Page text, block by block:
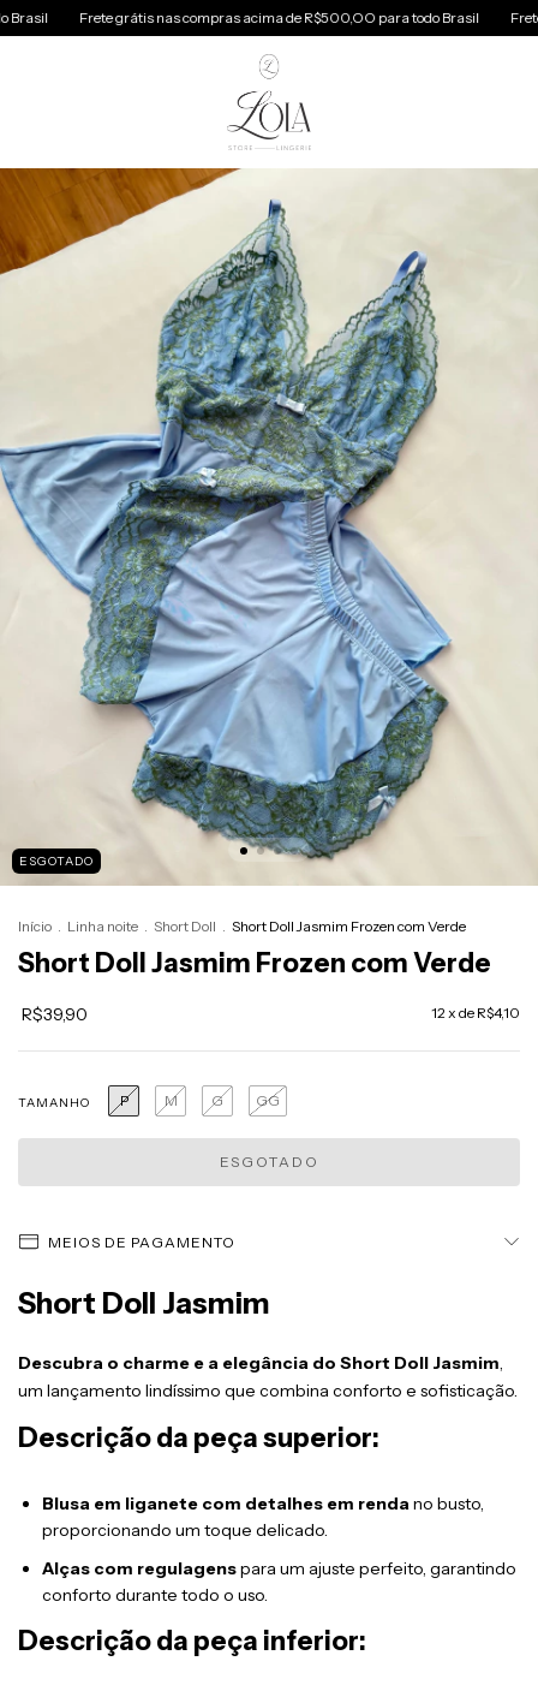
Frete grátis nas compras acima de R$500,OO para todo Brasil Frete grátis nas
ESGOTADO
Início . Linha noite . Short Doll . Short Doll Jasmim Frozen com Verde
Short Doll Jasmim Frozen com Verde
R$39,90 12x de R$4,10
TAMANHO P M G GG
MEIOS DE PAGAMENTO
Short Doll Jasmim
Descubra o charme e a elegância do Short Doll Jasmim,
um lançamento lindíssimo que combina conforto e sofisticação.
Descrição da peça superior:
Blusa em liganete com detalhes em renda no busto,
proporcionando um toque delicado.
Alças com regulagenspara um ajuste perfeito, garantindo
conforto durante todo o uso.
Descrição da peça inferior: